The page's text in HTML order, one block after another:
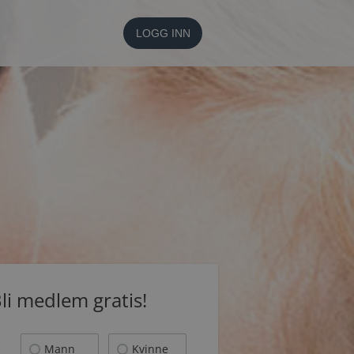
LOGG INN
medlem gratis!
Mann Kvinne